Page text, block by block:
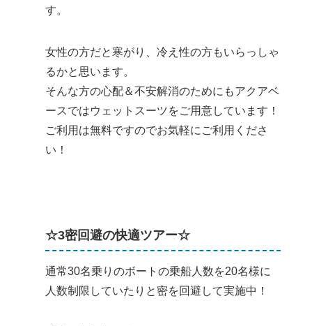
す。
女性の方だと寒がり、冷え性の方もいらっしゃ
るかと思います。
そんな方の心配＆不安解消のためにもアクアベ
ースではウェットスーツをご用意しています！
ご利用は無料ですのでお気軽にご利用くださ
い！
☆3密回避の快適ツアー☆
通常30名乗りのボートの乗船人数を20名様に
人数制限していたりと密を回避して実施中！